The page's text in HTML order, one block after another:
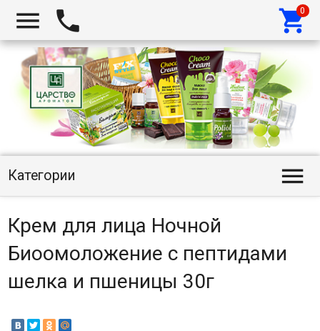
  
Категории 
Крем для лица Ночной
Биоомоложение с пептидами
шелка и пшеницы 30г